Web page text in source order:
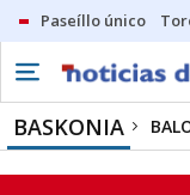
Paseíllo único
BASKONIA